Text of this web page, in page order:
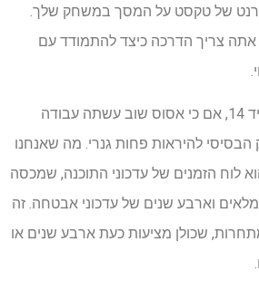
של טקסט על המסך במשחק שלך.
צריך הדרכה כיצד להתמודד עם
כל זה פועל לצד אנדרואיד 14, אם כי אסוס שוב עשתה עבודה
להיראות פחות גנרי. מה שאנחנו
לוח הזמנים של עדכוני התוכנה, שמכסה
וארבע שנים של עדכוני אבטחה. זה
שכולן מציעות כעת ארבע שנים או